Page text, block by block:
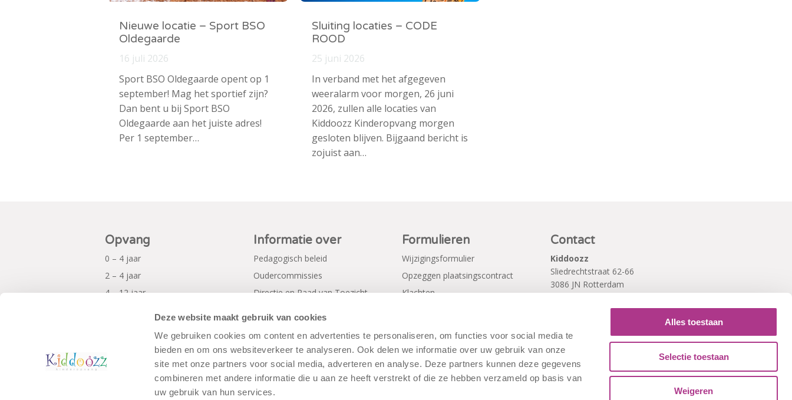
Deze website maakt gebruik van cookies
We gebruiken cookies om content en advertenties te personaliseren, om functies voor social media te
bieden en om ons websiteverkeer te analyseren. Ook delen we informatie over uw gebruik van onze
site met onze partners voor social media, adverteren en analyse. Deze partners kunnen deze gegevens
combineren met andere informatie die u aan ze heeft verstrekt of die ze hebben verzameld op basis van
uw gebruik van hun services.
Alles toestaan
Selectie toestaan
Weigeren
Nieuwe locatie – Sport BSO
Oldegaarde
16 juli 2026
Sport BSO Oldegaarde opent op 1
september! Mag het sportief zijn?
Dan bent u bij Sport BSO
Oldegaarde aan het juiste adres!
Per 1 september…
Sluiting locaties – CODE
ROOD
25 juni 2026
In verband met het afgegeven
weeralarm voor morgen, 26 juni
2026, zullen alle locaties van
Kiddoozz Kinderopvang morgen
gesloten blijven. Bijgaand bericht is
zojuist aan…
Opvang
0 – 4 jaar
2 – 4 jaar
4 – 12 jaar
Informatie over
Pedagogisch beleid
Oudercommissies
Directie en Raad van Toezicht
Formulieren
Wijzigingsformulier
Opzeggen plaatsingscontract
Klachten
Contact
Kiddoozz
Sliedrechtstraat 62-66
3086 JN Rotterdam